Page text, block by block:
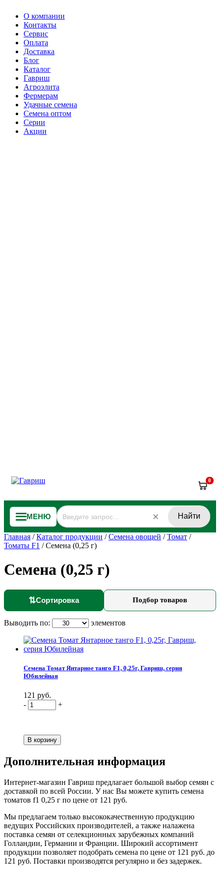
О компании
Контакты
Сервис
Оплата
Доставка
Блог
Каталог
Гавриш
Агроэлита
Фермерам
Удачные семена
Семена оптом
Серии
Акции
0
МЕНЮ Найти
Главная /Каталог продукции /Семена овощей /Томат /
Томаты F1 /Семена (0,25 г)
Семена (0,25 г)
⇅Сортировка Подбор товаров
Выводить по: элементов
Семена Томат Янтарное танго F1, 0,25г, Гавриш, серия
Юбилейная
121 руб.
-
+
Дополнительная информация
Интернет-магазин Гавриш предлагает большой выбор семян с
доставкой по всей России. У нас Вы можете купить семена
томатов f1 0,25 г по цене от 121 руб.
Мы предлагаем только высококачественную продукцию
ведущих Российских производителей, а также налажена
поставка семян от селекционных зарубежных компаний
Голландии, Германии и Франции. Широкий ассортимент
продукции позволяет подобрать семена по цене от 121 руб. до
121 руб. Поставки производятся регулярно и без задержек.